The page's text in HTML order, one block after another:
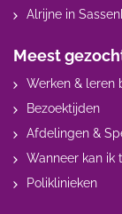
Alrijne in
Meest
Werken & leren
Bezoektijden
Afdelingen &
Wanneer kan ik
Poliklinieken